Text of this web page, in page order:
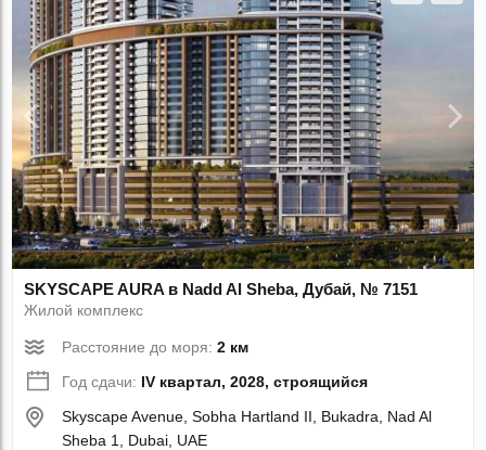
SKYSCAPE AURA в Nadd Al Sheba, Дубай, № 7151
Жилой комплекс
Расстояние до моря:2 км
Год сдачи: IV квартал, 2028, строящийся
Skyscape Avenue, Sobha Hartland II, Bukadra, Nad Al
Sheba 1, Dubai, UAE